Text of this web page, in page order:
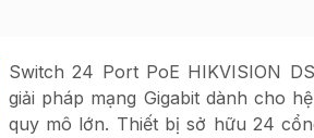
Switch 24 Port PoE HIKVISION
giải pháp mạng Gigabit dành cho
quy mô lớn. Thiết bị sở hữu 24